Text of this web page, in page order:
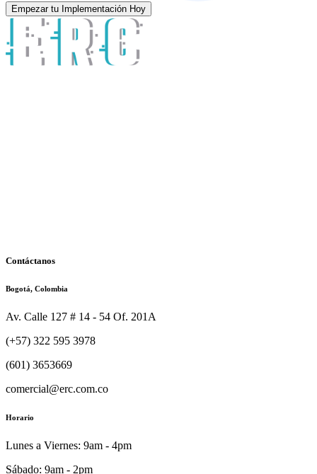
Empezar tu Implementación Hoy
Contáctanos
Bogotá, Colombia
Av. Calle 127 # 14 - 54 Of. 201A
(+57) 322 595 3978
(601) 3653669
comercial@erc.com.co
Horario
Lunes a Viernes: 9am - 4pm
Sábado: 9am - 2pm